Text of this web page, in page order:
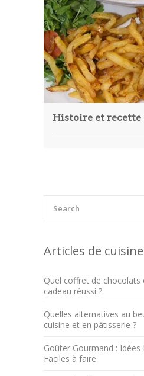
Article
Aliments
Europe
Contact
Articles de cuisine
Quel coffret de chocolats
cadeau réussi ?
Quelles alternatives au
cuisine et en pâtisserie ?
Goûter Gourmand : Idées
Faciles à faire